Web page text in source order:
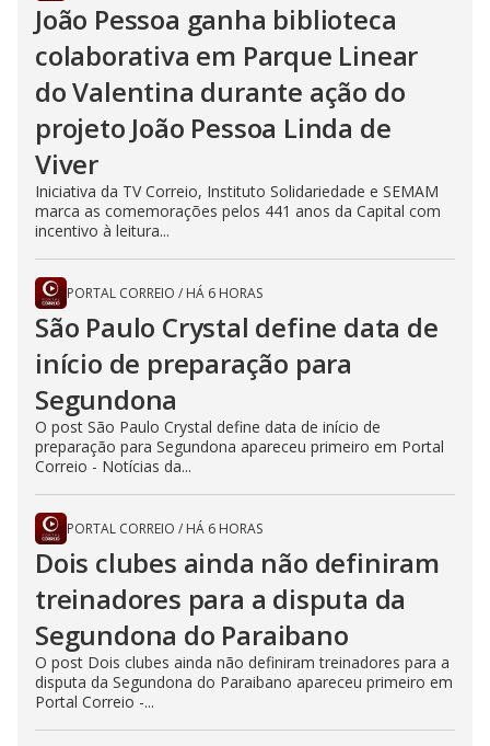
João Pessoa ganha biblioteca
colaborativa em Parque Linear
do Valentina durante ação do
projeto João Pessoa Linda de
Viver
Iniciativa da TV Correio, Instituto Solidariedade e SEMAM
marca as comemorações pelos 441 anos da Capital com
incentivo à leitura...
PORTAL CORREIO / HÁ 6 HORAS
São Paulo Crystal define data de
início de preparação para
Segundona
O post São Paulo Crystal define data de início de
preparação para Segundona apareceu primeiro em Portal
Correio - Notícias da...
PORTAL CORREIO / HÁ 6 HORAS
Dois clubes ainda não definiram
treinadores para a disputa da
Segundona do Paraibano
O post Dois clubes ainda não definiram treinadores para a
disputa da Segundona do Paraibano apareceu primeiro em
Portal Correio -...